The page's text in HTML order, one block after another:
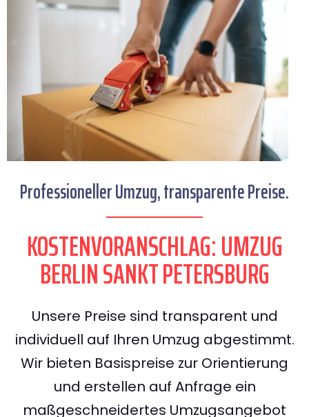
Professioneller Umzug, transparente Preise.
KOSTENVORANSCHLAG: UMZUG
BERLIN SANKT PETERSBURG
Unsere Preise sind transparent und
individuell auf Ihren Umzug abgestimmt.
Wir bieten Basispreise zur Orientierung
und erstellen auf Anfrage ein
maßgeschneidertes Umzugsangebot